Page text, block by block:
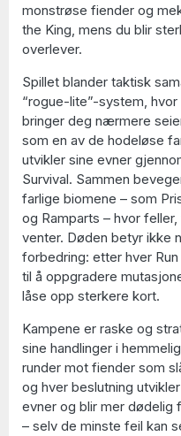
monstrøse fiender og
the King, mens du blir
overlever.
Spillet blander taktisk
“rogue-lite”-system,
bringer deg nærmere
som en av de hodeløse
utvikler sine evner
Survival. Sammen
farlige biomene – som
og Ramparts – hvor
venter. Døden betyr ikke
forbedring: etter hver
til å oppgradere
låse opp sterkere kort.
Kampene er raske og
sine handlinger i
runder mot fiender som
og hver beslutning
evner og blir mer
– selv de minste feil kan